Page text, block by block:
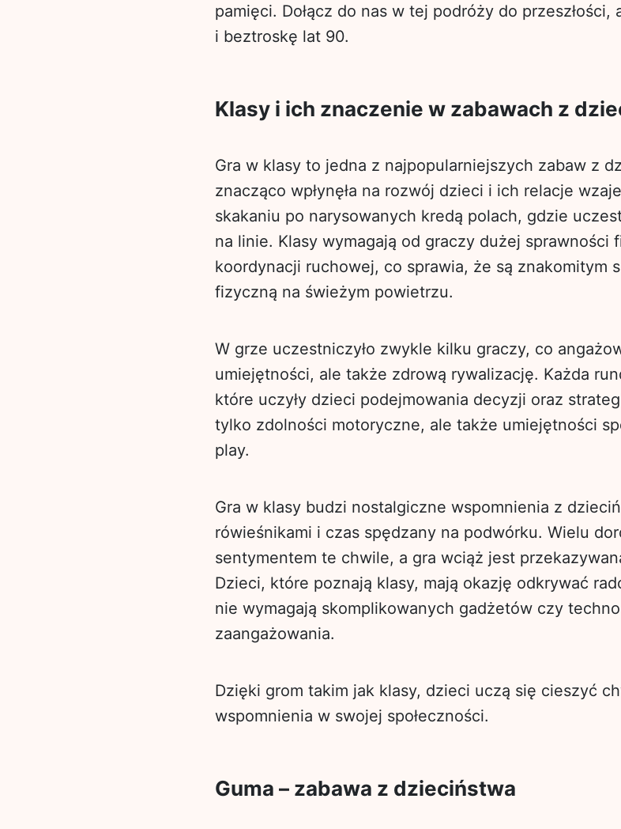
pamięci. Dołącz do nas w tej podróży do
i beztroskę lat 90.
Klasy i ich znaczenie w zabawach z
Gra w klasy to jedna z najpopularniejszych zabaw z
znacząco wpłynęła na rozwój dzieci i ich relacje
skakaniu po narysowanych kredą polach, gdzie
na linie. Klasy wymagają od graczy dużej sprawności
koordynacji ruchowej, co sprawia, że są znakomitym
fizyczną na świeżym powietrzu.
W grze uczestniczyło zwykle kilku graczy, co
umiejętności, ale także zdrową rywalizację. Każda
które uczyły dzieci podejmowania decyzji oraz
tylko zdolności motoryczne, ale także umiejętności
play.
Gra w klasy budzi nostalgiczne wspomnienia z
rówieśnikami i czas spędzany na podwórku. Wielu
sentymentem te chwile, a gra wciąż jest
Dzieci, które poznają klasy, mają okazję odkrywać
nie wymagają skomplikowanych gadżetów czy
zaangażowania.
Dzięki grom takim jak klasy, dzieci uczą się cieszyć
wspomnienia w swojej społeczności.
Guma – zabawa z dzieciństwa